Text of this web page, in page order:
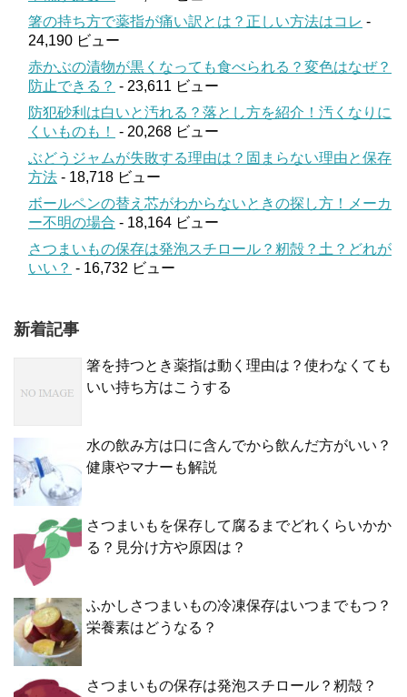
箸の持ち方で薬指が痛い訳とは？正しい方法はコレ -
24,190 ビュー
赤かぶの漬物が黒くなっても食べられる？変色はなぜ？
防止できる？ - 23,611 ビュー
防犯砂利は白いと汚れる？落とし方を紹介！汚くなりに
くいものも！
- 20,268 ビュー
ぶどうジャムが失敗する理由は？固まらない理由と保存
方法 - 18,718 ビュー
ボールペンの替え芯がわからないときの探し方！メーカ
ー不明の場合 - 18,164 ビュー
さつまいもの保存は発泡スチロール？籾殻？土？どれが
いい？ - 16,732 ビュー
新着記事
箸を持つとき薬指は動く理由は？使わなくても
いい持ち方はこうする
水の飲み方は口に含んでから飲んだ方がいい？
健康やマナーも解説
さつまいもを保存して腐るまでどれくらいかか
る？見分け方や原因は？
ふかしさつまいもの冷凍保存はいつまでもつ？
栄養素はどうなる？
さつまいもの保存は発泡スチロール？籾殻？